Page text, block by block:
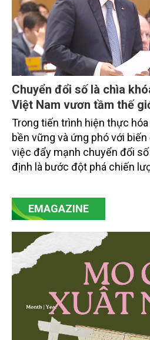
Chuyển đổi số là chìa
Việt Nam vươn tầm thế
Trong tiến trình hiện thực
bền vững và ứng phó với
việc đẩy mạnh chuyển đổi
định là bước đột phá chiến
mạnh mẽ, thúc đẩy quá trình
minh bạch hóa chuỗi cung
then chốt là nông nghiệp và
EMAGAZINE